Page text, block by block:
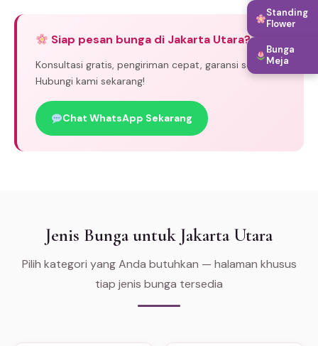
Siap pesan bunga di Jakarta Utara?
Konsultasi gratis, pengiriman cepat, garansi segar.
Hubungi kami sekarang!
Chat WhatsApp Sekarang
Jenis Bunga untuk Jakarta Utara
Pilih kategori yang Anda butuhkan — halaman khusus
tiap jenis bunga tersedia
Standing
Flower
Bunga
Meja